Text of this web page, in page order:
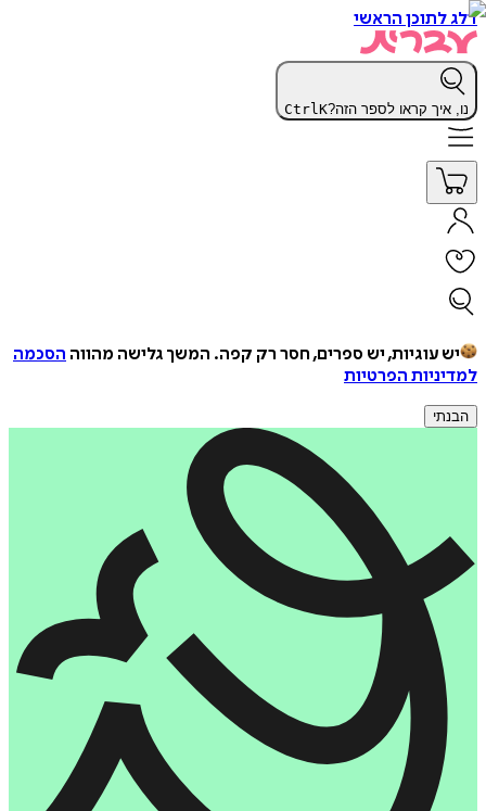
דלג לתוכן הראשי
נו, איך קראו לספר הזה? CtrlK
יש עוגיות, יש ספרים, חסר רק קפה. המשך גלישה מהווה הסכמה
למדיניות הפרטיות
הבנתי